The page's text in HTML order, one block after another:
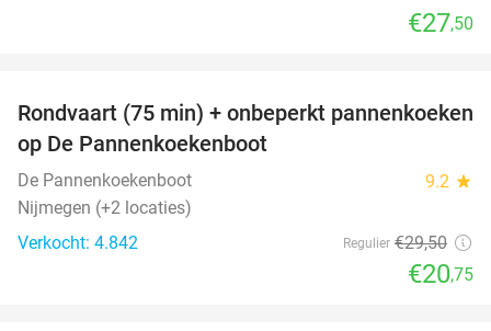
€27,50
30%
Rondvaart (75 min) + onbeperkt pannenkoeken
op De Pannenkoekenboot
De Pannenkoekenboot 9.2 star
Nijmegen (+2 locaties)
Verkocht: 4.842
Regulier €29,50
€20,75